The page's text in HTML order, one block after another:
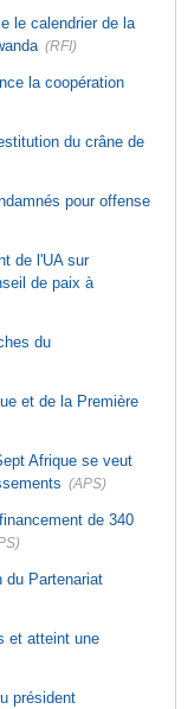
le calendrier de la
(RFI)
la coopération
du crâne de
pour offense
de l'UA sur
de paix à
du
et de la Première
Afrique se veut
(APS)
de 340
du Partenariat
et atteint une
président